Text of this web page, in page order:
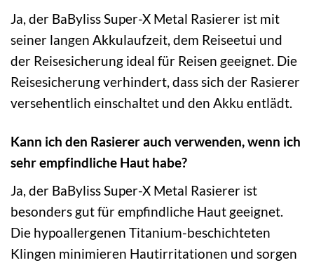
Ja, der BaByliss Super-X Metal Rasierer ist mit
seiner langen Akkulaufzeit, dem Reiseetui und
der Reisesicherung ideal für Reisen geeignet. Die
Reisesicherung verhindert, dass sich der Rasierer
versehentlich einschaltet und den Akku entlädt.
Kann ich den Rasierer auch verwenden, wenn ich
sehr empfindliche Haut habe?
Ja, der BaByliss Super-X Metal Rasierer ist
besonders gut für empfindliche Haut geeignet.
Die hypoallergenen Titanium-beschichteten
Klingen minimieren Hautirritationen und sorgen